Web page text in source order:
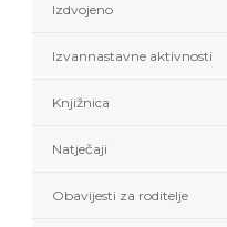
Izdvojeno
Izvannastavne aktivnosti
Knjižnica
Natječaji
Obavijesti za roditelje